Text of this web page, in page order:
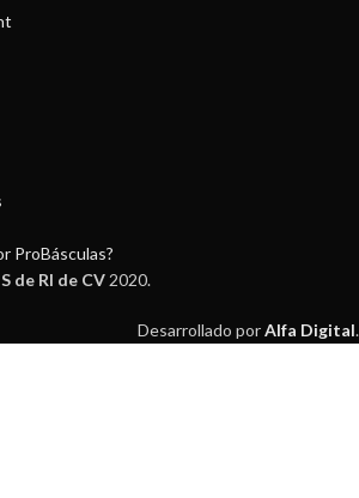
ProBásculas?
de Rl de CV 2020.
Desarrollado porAlfa Digital.